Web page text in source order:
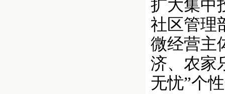
扩大集中
社区管理
微经营主
济、农家
无忧”个